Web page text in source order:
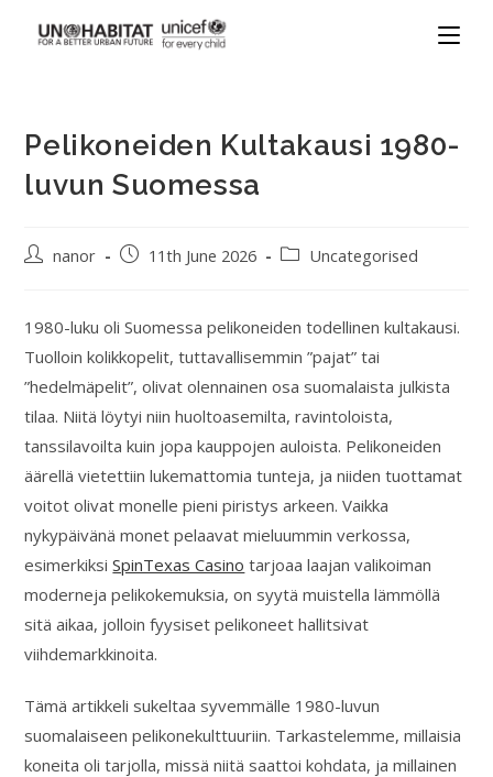
Pelikoneiden Kultakausi 1980-
luvun Suomessa
nanor 11th June 2026 Uncategorised
1980-luku oli Suomessa pelikoneiden todellinen kultakausi.
Tuolloin kolikkopelit, tuttavallisemmin ”pajat” tai
”hedelmäpelit”, olivat olennainen osa suomalaista julkista
tilaa. Niitä löytyi niin huoltoasemilta, ravintoloista,
tanssilavoilta kuin jopa kauppojen auloista. Pelikoneiden
äärellä vietettiin lukemattomia tunteja, ja niiden tuottamat
voitot olivat monelle pieni piristys arkeen. Vaikka
nykypäivänä monet pelaavat mieluummin verkossa,
esimerkiksiSpinTexas Casino tarjoaa laajan valikoiman
moderneja pelikokemuksia, on syytä muistella lämmöllä
sitä aikaa, jolloin fyysiset pelikoneet hallitsivat
viihdemarkkinoita.
Tämä artikkeli sukeltaa syvemmälle 1980-luvun
suomalaiseen pelikonekulttuuriin. Tarkastelemme, millaisia
koneita oli tarjolla, missä niitä saattoi kohdata, ja millainen